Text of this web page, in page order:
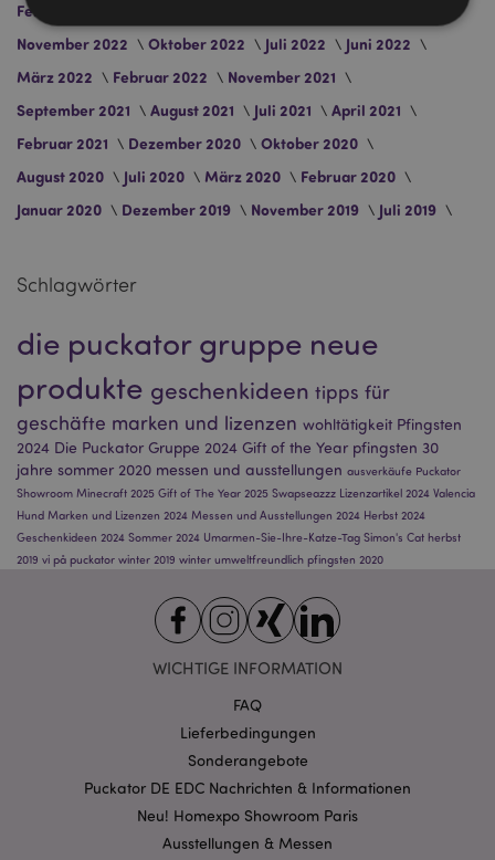
Februar 2024
November 2022
Oktober 2022 Juli 2022
Juni 2022
März 2022
Februar 2022
November 2021
September 2021
August 2021 Juli 2021
April 2021
Februar 2021
Dezember 2020
Oktober 2020
August 2020
Juli 2020 März 2020
Februar 2020
Januar 2020
Dezember 2019 November 2019 Juli 2019
Schlagwörter
die puckator gruppe neue
produkte geschenkideen tipps für
geschäfte marken und lizenzen wohltätigkeit Pfingsten
2024 Die Puckator Gruppe 2024 Gift of the Year pfingsten 30
jahre sommer 2020 messen und ausstellungen ausverkäufe Puckator
Showroom Minecraft 2025 Gift of The Year 2025 Swapseazzz Lizenzartikel 2024 Valencia
Hund Marken und Lizenzen 2024 Messen und Ausstellungen 2024 Herbst 2024
Geschenkideen 2024 Sommer 2024 Umarmen-Sie-Ihre-Katze-Tag Simon's Cat herbst
2019 vi på puckator winter 2019 winter umweltfreundlich pfingsten 2020
WICHTIGE INFORMATION
FAQ
Lieferbedingungen
Sonderangebote
Puckator DE EDC Nachrichten & Informationen
Neu! Homexpo Showroom Paris
Ausstellungen & Messen
Unbedingt notwendige
Leistungs
Ausrichten
Funktions
Streng-notwendige-Cookies ermöglichen
Benutzeranmeldung und die Kontoverwaltung.
Website nicht richtig genutzt werden.
CookieScriptConsent
mage-cache-storage-section-
Adobe Inc.
Datenschutzbestimmungen von Google